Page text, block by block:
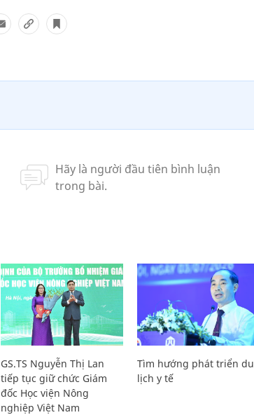
GS.TS Nguyễn Thị Lan
tiếp tục giữ chức Giám
đốc Học viện Nông
nghiệp Việt Nam
Tìm hướng phát triển du
lịch y tế